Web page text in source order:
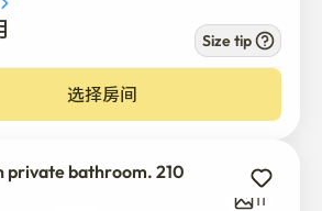
，我们将为您创造一个舒适的生活空
任何不便。
言的其他问题，请通过电话联系我
询。
Size tip
选择房间
private bathroom. 210
11